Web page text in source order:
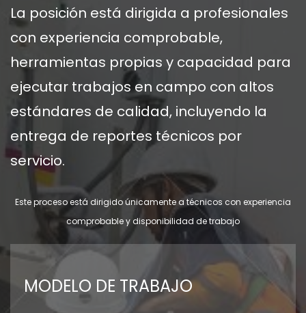
La posición está dirigida a profesionales
con experiencia comprobable,
herramientas propias y capacidad para
ejecutar trabajos en campo con altos
estándares de calidad, incluyendo la
entrega de reportes técnicos por
servicio.
Este proceso está dirigido únicamente a técnicos con experiencia
comprobable y disponibilidad de trabajo
MODELO DE TRABAJO